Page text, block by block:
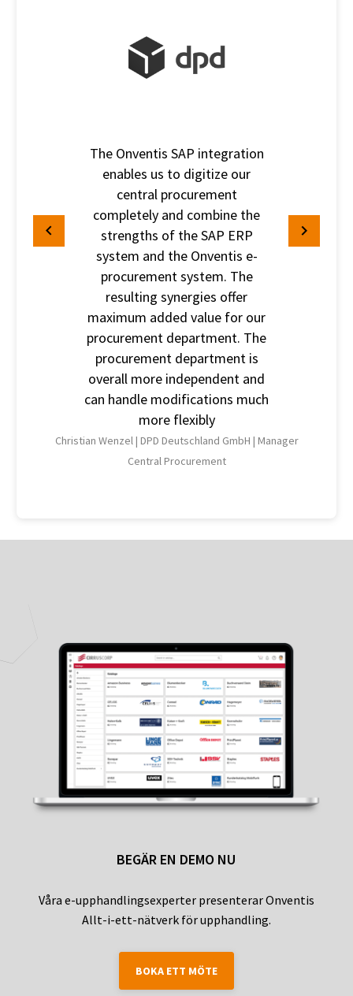
The Onventis SAP integration
enables us to digitize our
central procurement
completely and combine the
strengths of the SAP ERP
system and the Onventis e-
procurement system. The
resulting synergies offer
maximum added value for our
procurement department. The
procurement department is
overall more independent and
can handle modifications much
more flexibly
Christian Wenzel | DPD Deutschland GmbH | Manager
Central Procurement
BEGÄR EN DEMO NU
Våra e-upphandlingsexperter presenterar Onventis
Allt-i-ett-nätverk för upphandling.
BOKA ETT MÖTE